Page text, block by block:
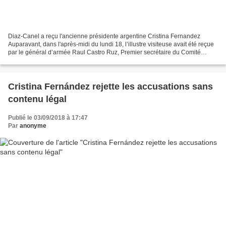
Diaz-Canel a reçu l'ancienne présidente argentine Cristina Fernandez
Auparavant, dans l'après-midi du lundi 18, l’illustre visiteuse avait été reçue
par le général d’armée Raul Castro Ruz, Premier secrétaire du Comité
Cristina Fernández rejette les accusations sans
contenu légal
Publié le 03/09/2018 à 17:47
Par anonyme